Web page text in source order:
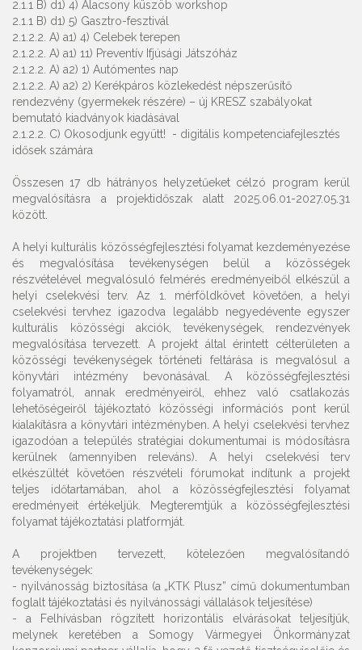
2.1.1 B) d1) 4) Alacsony küszöb workshop
2.1.1 B) d1) 5) Gasztro-fesztivál
2.1.2.2. A) a1) 4) Celebek terepen
2.1.2.2. A) a1) 11) Preventív Ifjúsági Játszóház
2.1.2.2. A) a2) 1) Autómentes nap
2.1.2.2. A) a2) 2) Kerékpáros közlekedést népszerűsítő
rendezvény (gyermekek részére) – új KRESZ szabályokat
bemutató kiadványok kiadásával
2.1.2.2. C) Okosodjunk együtt! - digitális kompetenciafejlesztés
idősek számára
Összesen 17 db hátrányos helyzetűeket célzó program kerül
megvalósításra a projektidőszak alatt 2025.06.01-2027.05.31
között.
A helyi kulturális közösségfejlesztési folyamat kezdeményezése
és megvalósítása tevékenységen belül a közösségek
részvételével megvalósuló felmérés eredményeiből elkészül a
helyi cselekvési terv. Az 1. mérföldkövet követően, a helyi
cselekvési tervhez igazodva legalább negyedévente egyszer
kulturális közösségi akciók, tevékenységek, rendezvények
megvalósítása tervezett. A projekt által érintett célterületen a
közösségi tevékenységek történeti feltárása is megvalósul a
könyvtári intézmény bevonásával. A közösségfejlesztési
folyamatról, annak eredményeiről, ehhez való csatlakozás
lehetőségeiről tájékoztató közösségi információs pont kerül
kialakításra a könyvtári intézményben. A helyi cselekvési tervhez
igazodóan a település stratégiai dokumentumai is módosításra
kerülnek (amennyiben releváns). A helyi cselekvési terv
elkészültét követően részvételi fórumokat indítunk a projekt
teljes időtartamában, ahol a közösségfejlesztési folyamat
eredményeit értékeljük. Megteremtjük a közösségfejlesztési
folyamat tájékoztatási platformját.
A projektben tervezett, kötelezően megvalósítandó
tevékenységek:
- nyilvánosság biztosítása (a „KTK Plusz” című dokumentumban
foglalt tájékoztatási és nyilvánossági vállalások teljesítése)
-
a Felhívásban rögzített horizontális elvárásokat teljesítjük,
melynek keretében a Somogy Vármegyei Önkormányzat